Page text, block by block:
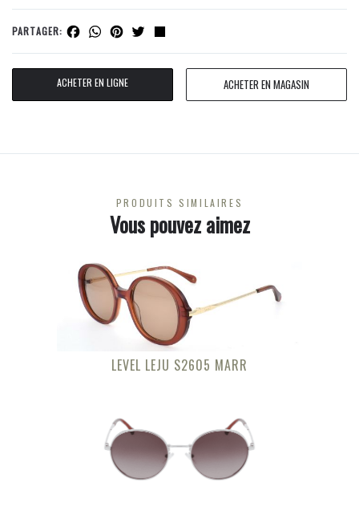
PARTAGER: Facebook
WhatsApp
Pinterest
Twitter
ACHETER EN LIGNE ACHETER EN MAGASIN
PRODUITS SIMILAIRES
Vous pouvez aimez
LEVEL LEJU S2605 MARR